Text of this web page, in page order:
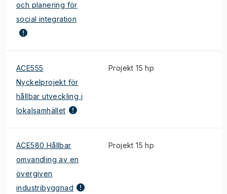
och planering för
social integration
ACE555
Nyckelprojekt för
hållbar utveckling i
lokalsamhället
Projekt 15 hp
ACE580 Hållbar
omvandling av en
övergiven
industribyggnad
Projekt 15 hp